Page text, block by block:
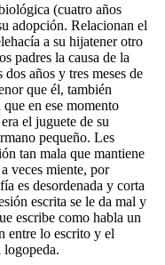
(cuatro años
adopción. Relacionan el
a su hijatener otro
padres la causa de la
años y tres meses de
que él, también
en ese momento
el juguete de su
pequeño. Les
tan mala que mantiene
veces miente, por
es desordenada y corta
escrita se le da mal y
escribe como habla un
entre lo escrito y el
logopeda.